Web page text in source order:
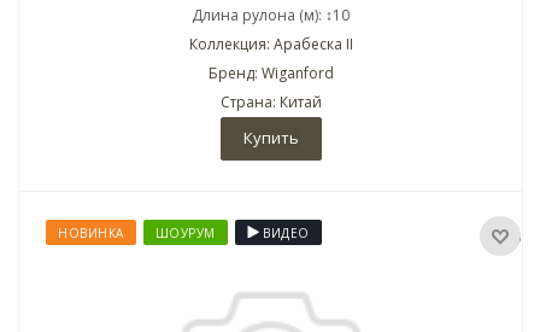
Длина рулона (м): ↕10
Коллекция: Арабеска II
Бренд: Wiganford
Страна: Китай
Купить
НОВИНКА ШОУРУМ ВИДЕО